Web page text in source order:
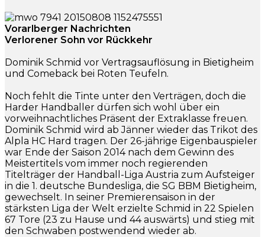
Vorarlberger Nachrichten
Verlorener Sohn vor Rückkehr
Dominik Schmid vor Vertragsauflösung in Bietigheim
und Comeback bei Roten Teufeln.
Noch fehlt die Tinte unter den Verträgen, doch die
Harder Handballer dürfen sich wohl über ein
vorweihnachtliches Präsent der Extraklasse freuen.
Dominik Schmid wird ab Jänner wieder das Trikot des
Alpla HC Hard tragen. Der 26-jährige Eigenbauspieler
war Ende der Saison 2014 nach dem Gewinn des
Meistertitels vom immer noch regierenden
Titelträger der Handball-Liga Austria zum Aufsteiger
in die 1. deutsche Bundesliga, die SG BBM Bietigheim,
gewechselt. In seiner Premierensaison in der
stärksten Liga der Welt erzielte Schmid in 22 Spielen
67 Tore (23 zu Hause und 44 auswärts) und stieg mit
den Schwaben postwendend wieder ab.